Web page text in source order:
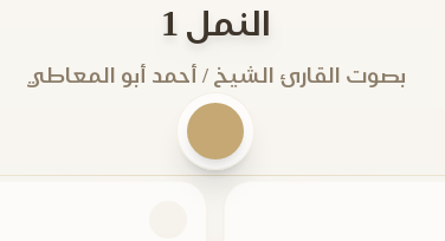
النمل 1
بصوت القارئ الشيخ / أحمد أبو المعاطي